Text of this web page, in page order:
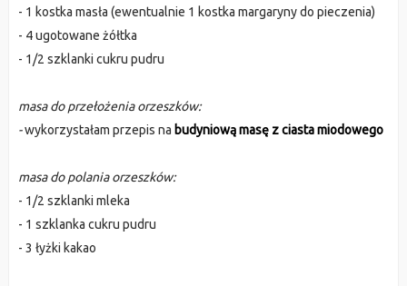
- 1 kostka masła (ewentualnie 1 kostka margaryny do pieczenia)
- 4 ugotowane żółtka
- 1/2 szklanki cukru pudru
masa do przełożenia orzeszków:
-wykorzystałam przepis na budyniową masę z ciasta miodowego
masa do polania orzeszków:
- 1/2 szklanki mleka
- 1 szklanka cukru pudru
- 3 łyżki kakao